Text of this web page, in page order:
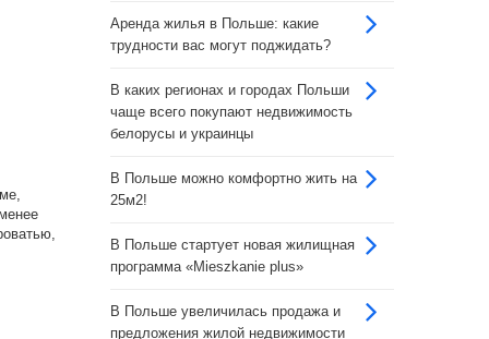
Аренда жилья в Польше: какие
трудности вас могут поджидать?
В каких регионах и городах Польши
чаще всего покупают недвижимость
белорусы и украинцы
В Польше можно комфортно жить на
25м2!
В Польше стартует новая жилищная
программа «Mieszkanie plus»
В Польше увеличилась продажа и
предложения жилой недвижимости